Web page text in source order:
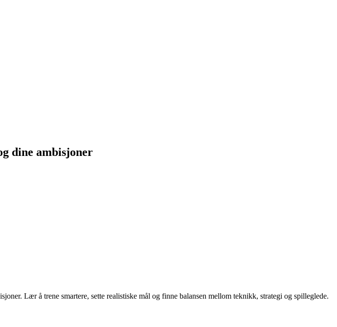
dine ambisjoner
Lær å trene smartere, sette realistiske mål og finne balansen mellom teknikk, strategi og spilleglede.